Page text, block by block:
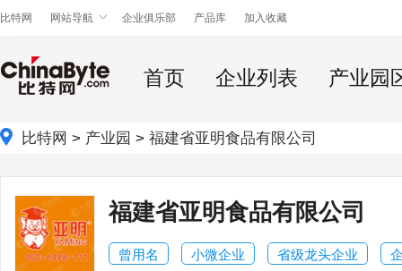
比特网 网站导航 企业俱乐部 产品库 加入收藏
首页 企业列表 产业园
比特网 > 产业园 > 福建省亚明食品有限公司
福建省亚明食品有限公司
曾用名 小微企业 省级龙头企业